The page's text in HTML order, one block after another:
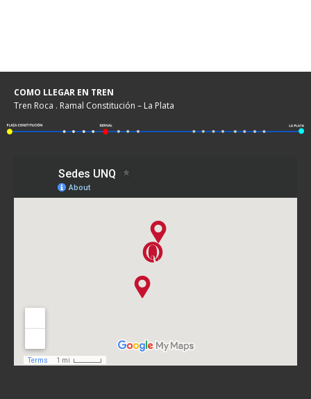
COMO LLEGAR EN TREN
Tren Roca . Ramal Constitución – La Plata